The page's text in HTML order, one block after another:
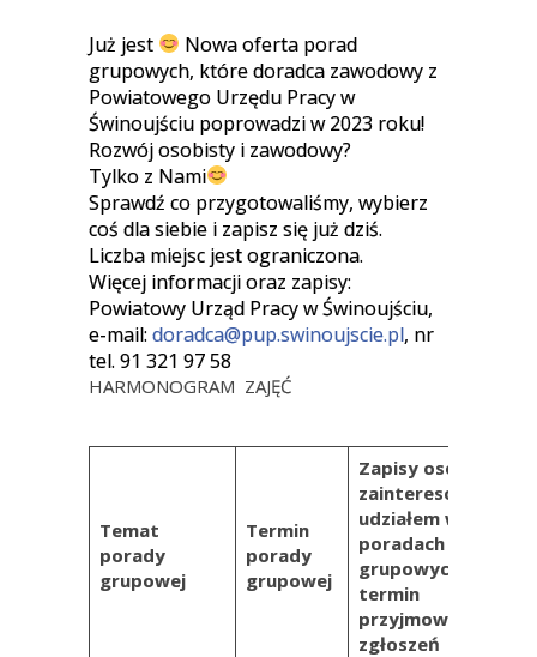
Już jest
Nowa oferta porad
grupowych, które doradca zawodowy z
Powiatowego Urzędu Pracy w
Świnoujściu poprowadzi w 2023 roku!
Rozwój osobisty i zawodowy?
Tylko z Nami
Sprawdź co przygotowaliśmy, wybierz
coś dla siebie i zapisz się już dziś.
Liczba miejsc jest ograniczona.
Więcej informacji oraz zapisy:
Powiatowy Urząd Pracy w Świnoujściu,
e-mail: doradca@pup.swinoujscie.pl, nr
tel. 91 321 97 58
HARMONOGRAM ZAJĘĆ
Temat
porady
grupowej
Termin
porady
grupowej
Zapisy osób
zainteresowanych
udziałem w
poradach
grupowych i
termin
przyjmowania
zgłoszeń